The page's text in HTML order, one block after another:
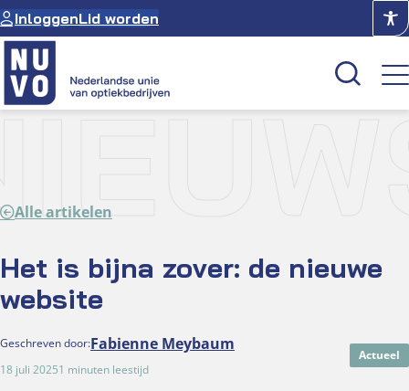
Ga
naar
de
inhoud
InloggenLid worden
Over NUVO
Alle artikelen
Het is bijna zover: de nieuwe
website
Geschreven door:Fabienne Meybaum
18 juli 20251 minuten leestijd
Actueel